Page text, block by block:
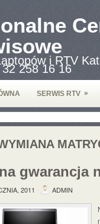
i RTV
258 16 16
SERWIS RTV »
gwarancja
2011 ADMIN